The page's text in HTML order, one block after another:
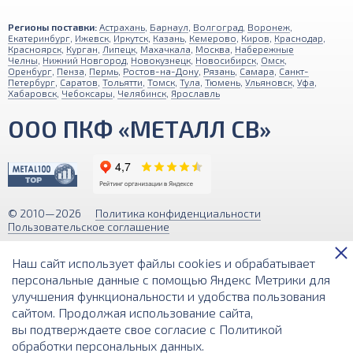
Регионы поставки: Астрахань Барнаул Волгоград Воронеж
Екатеринбург Ижевск Иркутск Казань Кемерово Киров Краснодар
Красноярск Курган Липецк Махачкала Москва Набережные
Челны Нижний Новгород Новокузнецк Новосибирск Омск
Оренбург Пенза Пермь Ростов-на-Дону Рязань Самара Санкт-
Петербург Саратов Тольятти Томск Тула Тюмень Ульяновск Уфа
Хабаровск Чебоксары Челябинск Ярославль
ООО ПКФ «МЕТАЛЛ СВ»
© 2010—2026
Политика конфиденциальности
Пользовательское соглашение
на этом интернет-сайте носит исключительно информационный
характер и ни при каких условиях не является публичной офертой,
определяемой положениями Статьи 437 (2) Гражданского кодекса РФ.
Разработка и поддержка сайта
Наш сайт использует файлы cookies и обрабатывает
персональные данные с помощью Яндекс Метрики для
улучшения функциональности и удобства пользования
сайтом. Продолжая использование сайта,
вы подтверждаете свое согласие с Политикой
обработки персональных данных.